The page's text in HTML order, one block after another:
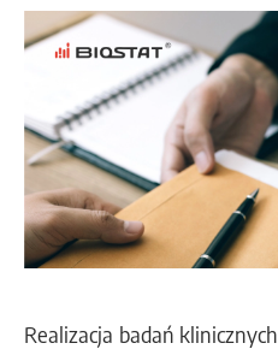
Realizacja badań